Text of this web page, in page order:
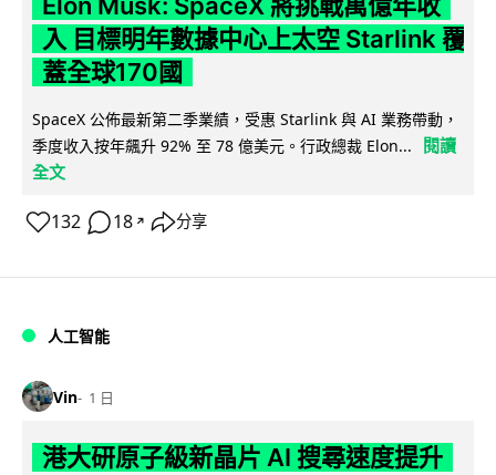
入 目標明年數據中心上太空 Starlink 覆
蓋全球170國
SpaceX 公佈最新第二季業績，受惠 Starlink 與 AI 業務帶動，
季度收入按年飆升 92% 至 78 億美元。行政總裁 Elon...
閱讀
全文
132 18 ↗ 分享
人工智能
Vin 1 日
港大研原子級新晶片 AI 搜尋速度提升